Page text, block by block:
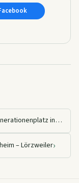
Goldener Stern des Sports für den Mehrgenerationenplatz in Sörgenloch 2014
– Lörzweiler›